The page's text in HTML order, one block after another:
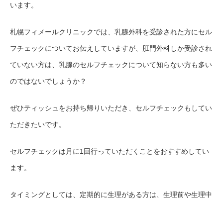
います。
札幌フィメールクリニックでは、乳腺外科を受診された方にセル
フチェックについてお伝えしていますが、肛門外科しか受診され
ていない方は、乳腺のセルフチェックについて知らない方も多い
のではないでしょうか？
ぜひティッシュをお持ち帰りいただき、セルフチェックもしてい
ただきたいです。
セルフチェックは月に1回行っていただくことをおすすめしてい
ます。
タイミングとしては、定期的に生理がある方は、生理前や生理中